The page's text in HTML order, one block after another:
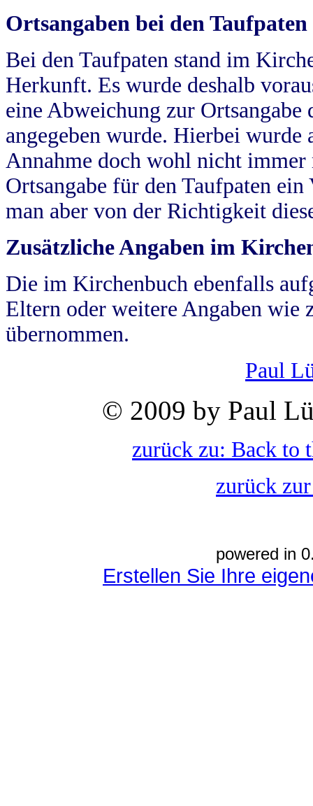
Ortsangaben bei den Taufpaten
Bei den Taufpaten stand im
Herkunft. Es wurde deshalb
eine Abweichung zur
angegeben wurde. Hierbei wurde
Annahme doch wohl nicht
Ortsangabe für den Taufpaten
man aber von der Richtigkeit
Zusätzliche Angaben im
Die im Kirchenbuch ebenfalls
Eltern oder weitere Angaben wie
übernommen.
Paul
© 2009 by Paul
zurück zu: Back to
zurück
powered in
Erstellen Sie Ihre